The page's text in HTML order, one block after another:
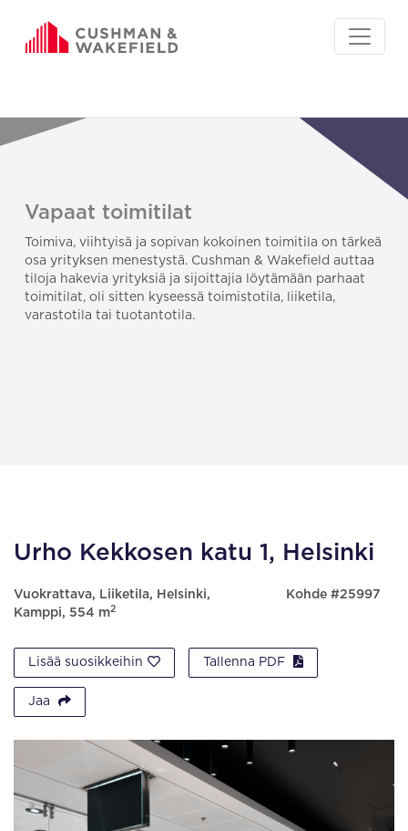
Vapaat toimitilat
Toimiva, viihtyisä ja sopivan kokoinen toimitila on tärkeä
osa yrityksen menestystä. Cushman & Wakefield auttaa
tiloja hakevia yrityksiä ja sijoittajia löytämään parhaat
toimitilat, oli sitten kyseessä toimistotila, liiketila,
varastotila tai tuotantotila.
Urho Kekkosen katu 1, Helsinki
Vuokrattava, Liiketila, Helsinki,
Kamppi, 554 m2
Kohde #25997
Lisää suosikkeihin Tallenna PDF
Jaa